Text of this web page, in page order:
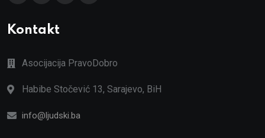
Kontakt
Asocijacija PravoDobro
Habibe Stočević 13, Sarajevo, BiH
info@ljudski.ba